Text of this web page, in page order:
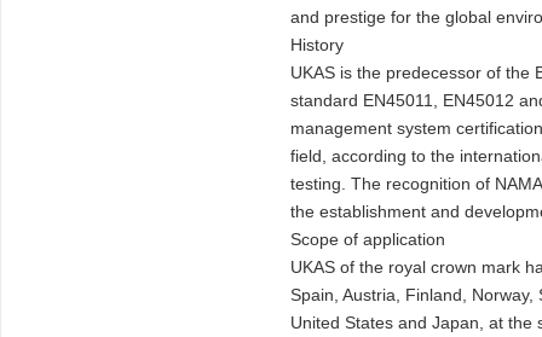
and prestige for the global
History
UKAS is the predecessor of the
standard EN45011, EN45012
management system
field, according to the
testing. The recognition of
the establishment and
Scope of application
UKAS of the royal crown mark
Spain, Austria, Finland,
United States and Japan, at the